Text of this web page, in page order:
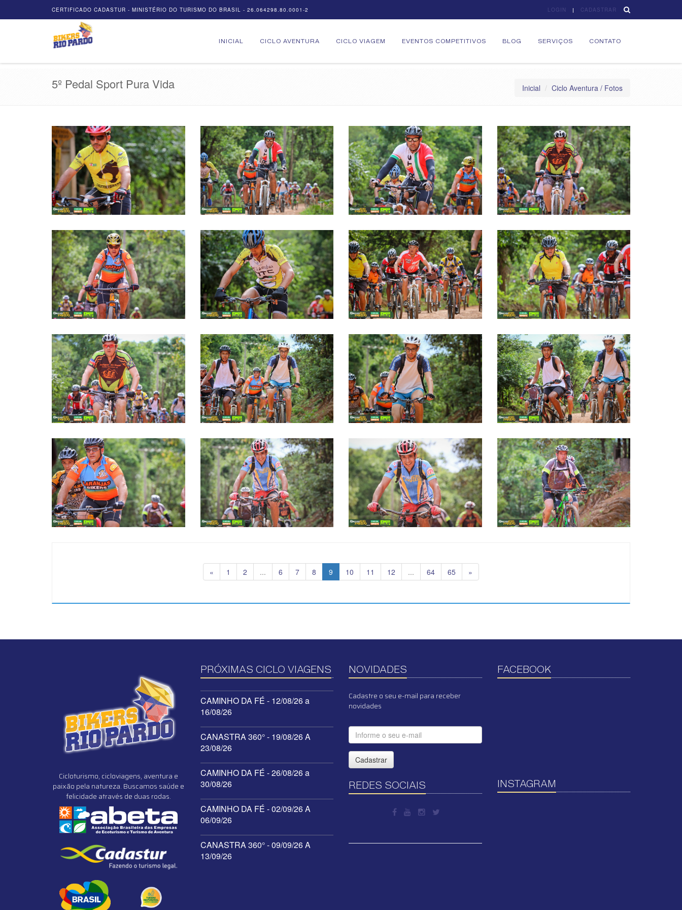
CERTIFICADO CADASTUR - MINISTÉRIO DO TURISMO DO BRASIL - 26.064298.80.0001-2 LOGIN CADASTRAR
INICIAL CICLO AVENTURA CICLO VIAGEM EVENTOS COMPETITIVOS BLOG SERVIÇOS CONTATO
5º Pedal Sport Pura Vida Inicial Ciclo Aventura / Fotos
« 1 2 ... 6 7 8 9 10 11 12 ... 64 65 »
Cicloturismo, cicloviagens, aventura e
paixão pela natureza. Buscamos saúde e
felicidade através de duas rodas.
PRÓXIMAS CICLO VIAGENS
CAMINHO DA FÉ - 12/08/26 a
16/08/26
CANASTRA 360° - 19/08/26 A
23/08/26
CAMINHO DA FÉ - 26/08/26 a
30/08/26
CAMINHO DA FÉ - 02/09/26 A
06/09/26
CANASTRA 360° - 09/09/26 A
13/09/26
NOVIDADES
Cadastre o seu e-mail para receber
novidades
Cadastrar
REDES SOCIAIS
FACEBOOK
INSTAGRAM